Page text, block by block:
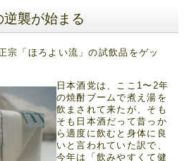
襲が始まる
宗「ほろよい流」の試飲品をゲッ
日本酒党は、ここ1〜2年
の焼酎ブームで煮え湯を
飲まされて来たが、そも
そも日本酒だって昔っか
ら適度に飲むと身体に良
いと言われていた訳で、
今年は「飲みやすくて健